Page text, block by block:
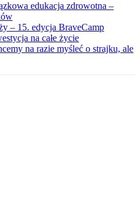
edukacja zdrowotna –
– 15. edycja BraveCamp
na całe życie
na razie myśleć o strajku, ale